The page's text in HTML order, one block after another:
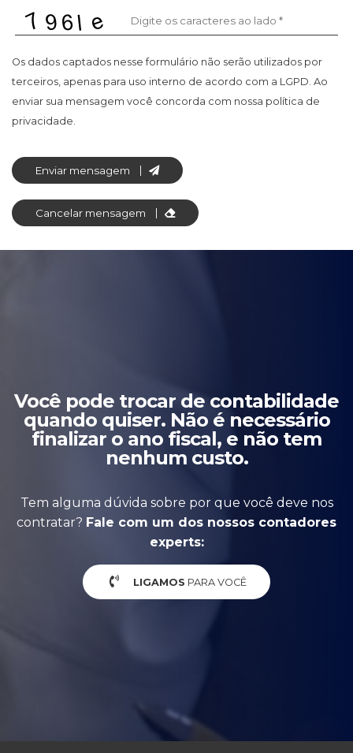
Os dados captados nesse formulário não serão utilizados por
terceiros, apenas para uso interno de acordo com a LGPD. Ao
enviar sua mensagem você concorda com nossa política de
privacidade.
Enviar mensagem
Cancelar mensagem
Você pode trocar de contabilidade
quando quiser. Não é necessário
finalizar o ano fiscal, e não tem
nenhum custo.
Tem alguma dúvida sobre por que você deve nos
contratar? Fale com um dos nossos contadores
experts:
LIGAMOS PARA VOCÊ